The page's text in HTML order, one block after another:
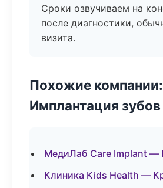
Сроки озвучиваем на
после диагностики,
визита.
Похожие компании:
Имплантация зубов
МедиЛаб Care Implant —
Клиника Kids Health —